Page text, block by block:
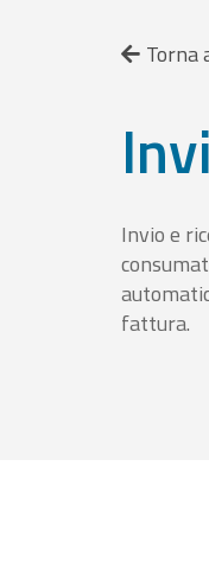
Torna
Invio e
fattura.